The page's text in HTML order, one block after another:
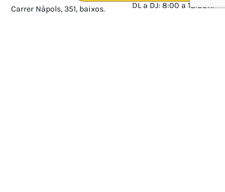
Carrer Nàpols, 351, baixos.
08025 · Barcelona
DL a DJ: 8:00 a 18:00h.